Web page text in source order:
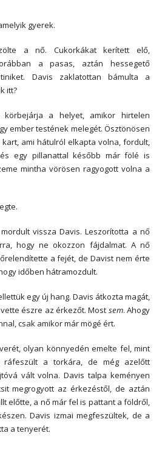
gyerek.
a nő. Cukorkákat kerített elő,
a pasas, aztán hessegető
Davis zaklatottan bámulta a
itt?
a helyet, amikor hirtelen
ember testének melegét. Ösztönösen
ami hátulról elkapta volna, fordult,
egy pillanattal később már fölé is
mintha vörösen ragyogott volna a
vissza Davis. Leszorította a nő
hogy ne okozzon fájdalmat. A nő
a fejét, de Davist nem érte
időben hátramozdult.
egy új hang. Davis átkozta magát,
észre az érkezőt. Most sem. Ahogy
csak amikor már mögé ért.
olyan könnyedén emelte fel, mint
ráfeszült a torkára, de még azelőtt
vált volna. Davis talpa keményen
megrogyott az érkezéstől, de aztán
előtte, a nő már fel is pattant a földről,
Davis izmai megfeszültek, de a
a tenyerét.